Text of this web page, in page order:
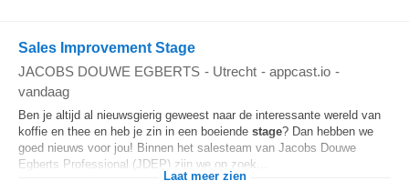
Sales Improvement Stage
JACOBS DOUWE EGBERTS - Utrecht - appcast.io -
vandaag
Ben je altijd al nieuwsgierig geweest naar de interessante wereld van
koffie en thee en heb je zin in een boeiende stage? Dan hebben we
goed nieuws voor jou! Binnen het salesteam van Jacobs Douwe
Egberts Professional (JDEP) zijn we op zoek...
Laat meer zien